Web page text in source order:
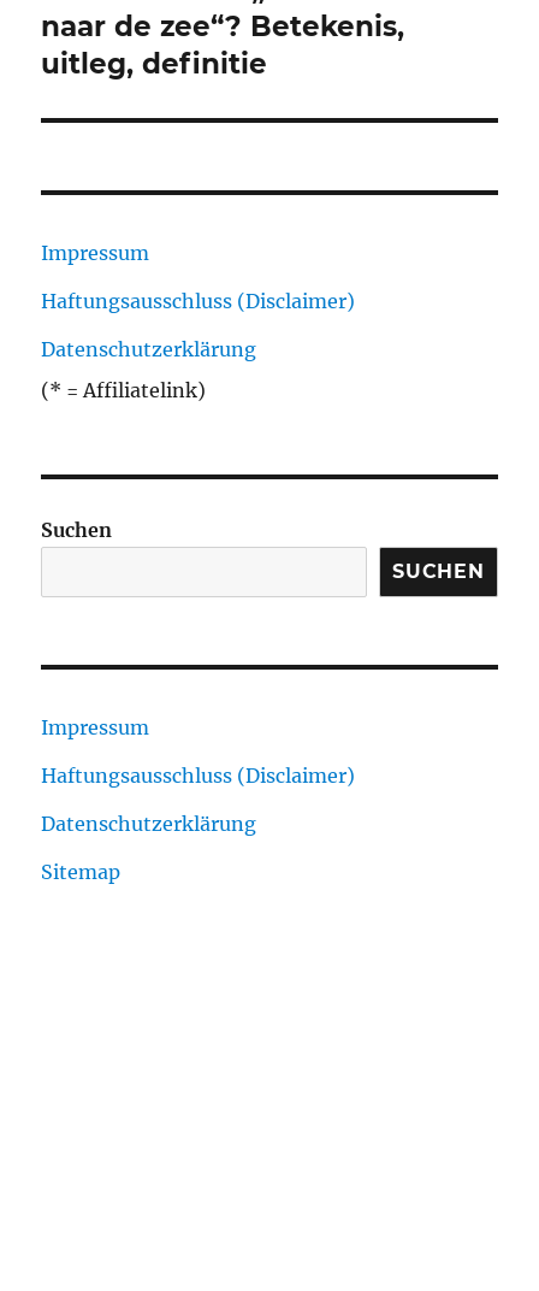
Beitrag:
naar de zee“? Betekenis,
uitleg, definitie
Impressum
Haftungsausschluss (Disclaimer)
Datenschutzerklärung
(* = Affiliatelink)
Suchen
SUCHEN
Impressum
Haftungsausschluss (Disclaimer)
Datenschutzerklärung
Sitemap